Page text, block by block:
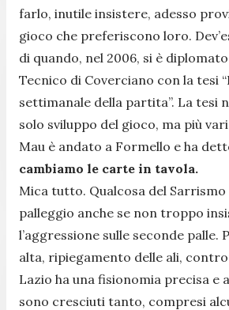
farlo, inutile insistere, adesso
gioco che preferiscono loro.
di quando, nel 2006, si è
Tecnico di Coverciano con la tesi
settimanale della partita”. La tesi
solo sviluppo del gioco, ma più
Mau è andato a Formello e ha
cambiamo le carte in tavola.
Mica tutto. Qualcosa del
palleggio anche se non troppo
l’aggressione sulle seconde palle.
alta, ripiegamento delle ali,
Lazio ha una fisionomia precisa e
sono cresciuti tanto, compresi